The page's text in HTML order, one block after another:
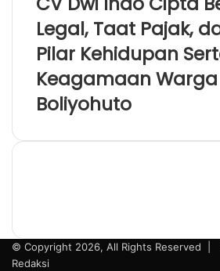
Legal, Taat Pajak,
Pilar Kehidupan
Keagamaan Warga
Boliyohuto
© Copyright 2026, All Rights Reserved |
Redaksi